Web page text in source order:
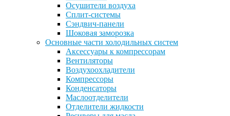
Осушители воздуха
Сплит-системы
Сэндвич-панели
Шоковая заморозка
Основные части холодильных систем
Аксессуары к компрессорам
Вентиляторы
Воздухоохладители
Компрессоры
Конденсаторы
Маслоотделители
Отделители жидкости